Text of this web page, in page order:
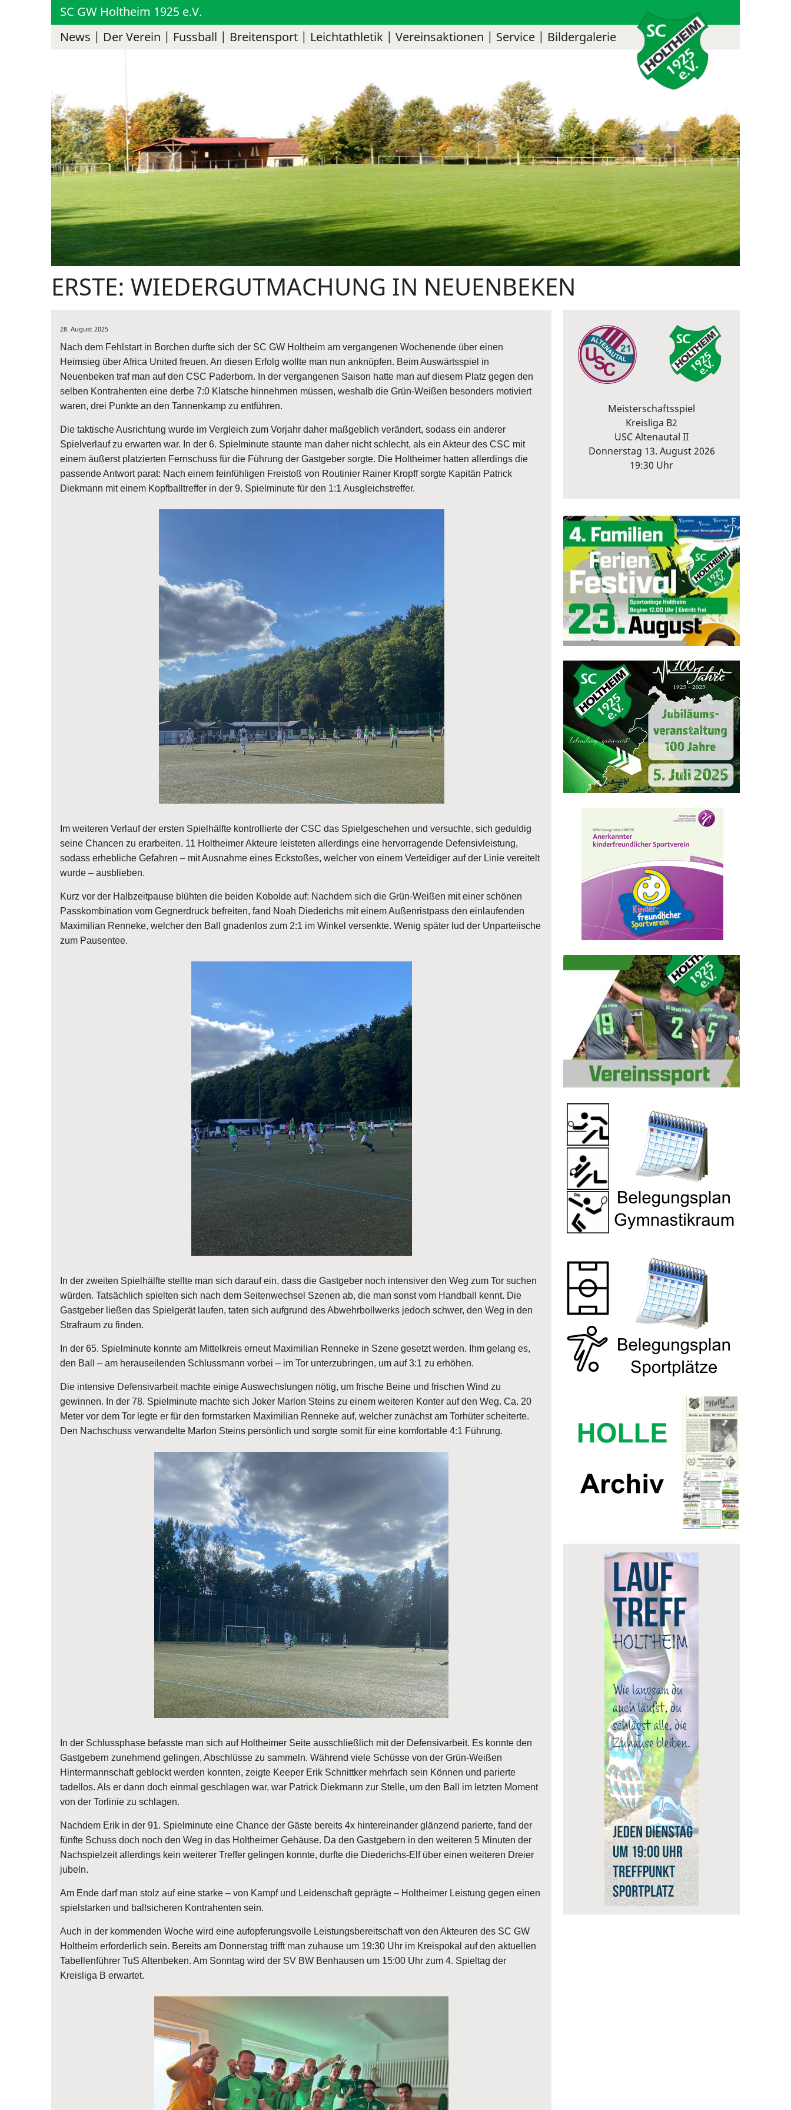
SC GW Holtheim 1925 e.V.
News
Der Verein Fussball Breitensport Leichtathletik Vereinsaktionen Service Bildergalerie
ERSTE: WIEDERGUTMACHUNG IN NEUENBEKEN
28. August 2025
Nach dem Fehlstart in Borchen durfte sich der SC GW Holtheim am vergangenen Wochenende über einen
Heimsieg über Africa United freuen. An diesen Erfolg wollte man nun anknüpfen. Beim Auswärtsspiel in
Neuenbeken traf man auf den CSC Paderborn. In der vergangenen Saison hatte man auf diesem Platz gegen den
selben Kontrahenten eine derbe 7:0 Klatsche hinnehmen müssen, weshalb die Grün-Weißen besonders motiviert
waren, drei Punkte an den Tannenkamp zu entführen.
Die taktische Ausrichtung wurde im Vergleich zum Vorjahr daher maßgeblich verändert, sodass ein anderer
Spielverlauf zu erwarten war. In der 6. Spielminute staunte man daher nicht schlecht, als ein Akteur des CSC mit
einem äußerst platzierten Fernschuss für die Führung der Gastgeber sorgte. Die Holtheimer hatten allerdings die
passende Antwort parat: Nach einem feinfühligen Freistoß von Routinier Rainer Kropff sorgte Kapitän Patrick
Diekmann mit einem Kopfballtreffer in der 9. Spielminute für den 1:1 Ausgleichstreffer.
Im weiteren Verlauf der ersten Spielhälfte kontrollierte der CSC das Spielgeschehen und versuchte, sich geduldig
seine Chancen zu erarbeiten. 11 Holtheimer Akteure leisteten allerdings eine hervorragende Defensivleistung,
sodass erhebliche Gefahren – mit Ausnahme eines Eckstoßes, welcher von einem Verteidiger auf der Linie vereitelt
wurde – ausblieben.
Kurz vor der Halbzeitpause blühten die beiden Kobolde auf: Nachdem sich die Grün-Weißen mit einer schönen
Passkombination vom Gegnerdruck befreiten, fand Noah Diederichs mit einem Außenristpass den einlaufenden
Maximilian Renneke, welcher den Ball gnadenlos zum 2:1 im Winkel versenkte. Wenig später lud der Unparteiische
zum Pausentee.
In der zweiten Spielhälfte stellte man sich darauf ein, dass die Gastgeber noch intensiver den Weg zum Tor suchen
würden. Tatsächlich spielten sich nach dem Seitenwechsel Szenen ab, die man sonst vom Handball kennt. Die
Gastgeber ließen das Spielgerät laufen, taten sich aufgrund des Abwehrbollwerks jedoch schwer, den Weg in den
Strafraum zu finden.
In der 65. Spielminute konnte am Mittelkreis erneut Maximilian Renneke in Szene gesetzt werden. Ihm gelang es,
den Ball – am herauseilenden Schlussmann vorbei – im Tor unterzubringen, um auf 3:1 zu erhöhen.
Die intensive Defensivarbeit machte einige Auswechslungen nötig, um frische Beine und frischen Wind zu
gewinnen. In der 78. Spielminute machte sich Joker Marlon Steins zu einem weiteren Konter auf den Weg. Ca. 20
Meter vor dem Tor legte er für den formstarken Maximilian Renneke auf, welcher zunächst am Torhüter scheiterte.
Den Nachschuss verwandelte Marlon Steins persönlich und sorgte somit für eine komfortable 4:1 Führung.
In der Schlussphase befasste man sich auf Holtheimer Seite ausschließlich mit der Defensivarbeit. Es konnte den
Gastgebern zunehmend gelingen, Abschlüsse zu sammeln. Während viele Schüsse von der Grün-Weißen
Hintermannschaft geblockt werden konnten, zeigte Keeper Erik Schnittker mehrfach sein Können und parierte
tadellos. Als er dann doch einmal geschlagen war, war Patrick Diekmann zur Stelle, um den Ball im letzten Moment
von der Torlinie zu schlagen.
Nachdem Erik in der 91. Spielminute eine Chance der Gäste bereits 4x hintereinander glänzend parierte, fand der
fünfte Schuss doch noch den Weg in das Holtheimer Gehäuse. Da den Gastgebern in den weiteren 5 Minuten der
Nachspielzeit allerdings kein weiterer Treffer gelingen konnte, durfte die Diederichs-Elf über einen weiteren Dreier
jubeln.
Am Ende darf man stolz auf eine starke – von Kampf und Leidenschaft geprägte – Holtheimer Leistung gegen einen
spielstarken und ballsicheren Kontrahenten sein.
Auch in der kommenden Woche wird eine aufopferungsvolle Leistungsbereitschaft von den Akteuren des SC GW
Holtheim erforderlich sein. Bereits am Donnerstag trifft man zuhause um 19:30 Uhr im Kreispokal auf den aktuellen
Tabellenführer TuS Altenbeken. Am Sonntag wird der SV BW Benhausen um 15:00 Uhr zum 4. Spieltag der
Kreisliga B erwartet.
Meisterschaftsspiel
Kreisliga B2
USC Altenautal II
Donnerstag 13. August 2026
19:30 Uhr